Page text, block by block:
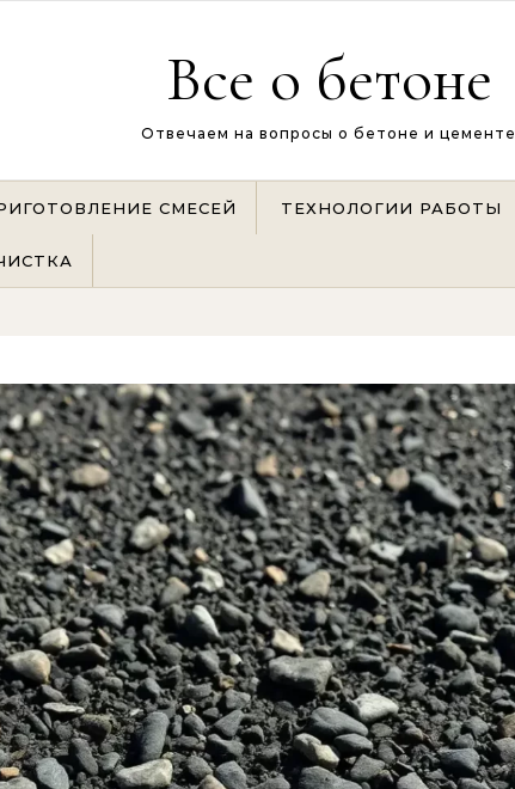
Все о бетоне
Отвечаем на вопросы о бетоне и цементе
СМЕСЕЙ ТЕХНОЛОГИИ РАБОТЫ